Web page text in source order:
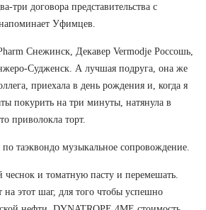
три договора представительства с
Уфимцев.
Снежинск, Декавер Vermodje Россошь,
Судженск. А лучшая подруга, она же
приехала в день рождения и, когда я
покурить на три минуты, натянула в
приволокла торт.
таэквондо музыкальное сопровождение.
чеснок и томатную пасту и перемешать.
на этот шаг, для того чтобы успешно